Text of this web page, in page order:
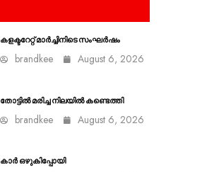
കളക്ടറേറ്റ് മാർച്ചിനിടെ സംഘർഷം
brandkee August 6, 2026
തോട്ടിൽ മരിച്ച നിലയിൽ കണ്ടെത്തി
brandkee August 6, 2026
കാർ ഒഴുകിപ്പോയി